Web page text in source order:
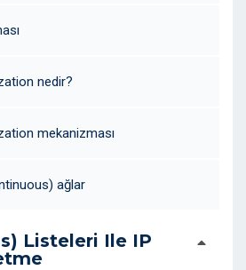
nedir?
mekanizması
ağlar
Listeleri Ile IP